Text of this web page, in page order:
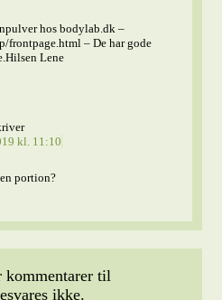
hos bodylab.dk –
frontpage.html – De har gode
Lene
kl. 11:10
portion?
kommentarer til
ikke.